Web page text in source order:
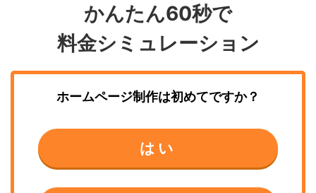
かんたん60秒で
料金シミュレーション
ホームページ制作は初めてですか？
はい